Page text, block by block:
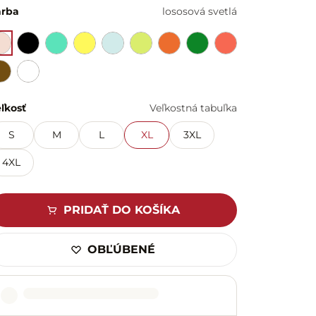
lososová svetlá
Veľkostná tabuľka
S M L XL 3XL
4XL
PRIDAŤ DO KOŠÍKA
OBĽÚBENÉ